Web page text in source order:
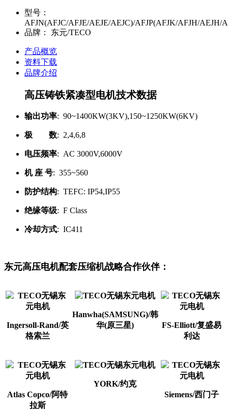
型号：
AFJN(AFJC/AFJE/AEJE/AEJC)/AFJP(AFJK/AFJH/AEJH/
品牌：
东元/TECO
产品概览
资料下载
品牌介绍
高压铸铁紧凑型电机技术数据
输出功率: 90~1400KW(3KV),150~1250KW(6KV)
极 数: 2,4,6,8
电压频率: AC 3000V,6000V
机 座 号: 355~560
防护结构: TEFC: IP54,IP55
绝缘等级: F Class
冷却方式: IC411
东元高压电机配套压缩机战略合作伙伴：
Ingersoll-Rand/英
格索兰
Hanwha(SAMSUNG)/韩
华(原三星)
FS-Elliott/复盛易
利达
Atlas Copco/阿特
拉斯
YORK/约克
Siemens/西门子